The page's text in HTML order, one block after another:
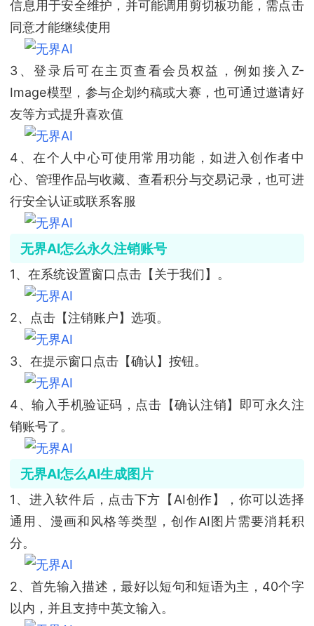
信息用于安全维护，并可能调用剪切板功能，需点击
同意才能继续使用
3、登录后可在主页查看会员权益，例如接入Z-
Image模型，参与企划约稿或大赛，也可通过邀请好
友等方式提升喜欢值
4、在个人中心可使用常用功能，如进入创作者中
心、管理作品与收藏、查看积分与交易记录，也可进
行安全认证或联系客服
无界AI怎么永久注销账号
1、在系统设置窗口点击【关于我们】。
2、点击【注销账户】选项。
3、在提示窗口点击【确认】按钮。
4、输入手机验证码，点击【确认注销】即可永久注
销账号了。
无界AI怎么AI生成图片
1、进入软件后，点击下方【AI创作】，你可以选择
通用、漫画和风格等类型，创作AI图片需要消耗积
分。
2、首先输入描述，最好以短句和短语为主，40个字
以内，并且支持中英文输入。